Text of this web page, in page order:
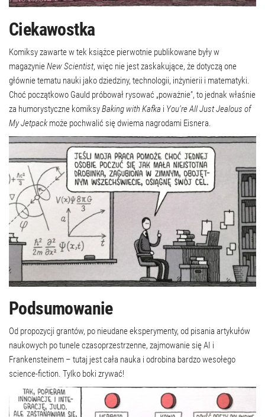
Ciekawostka
Komiksy zawarte w tek książce pierwotnie publikowane były w
magazynieNew Scientist, więc nie jest zaskakujące, że dotyczą one
głównie tematu nauki jako dziedziny, technologii, inżynierii i matematyki.
Choć początkowo Gauld próbował rysować „poważnie”, to jednak właśnie
za humorystyczne komiksyBaking with Kafka i You’re All Just Jealous of
My Jetpackmoże pochwalić się dwiema nagrodami Eisnera.
Podsumowanie
Od propozycji grantów, po nieudane eksperymenty, od pisania artykułów
naukowych po tunele czasoprzestrzenne, zajmowanie się AI i
Frankensteinem – tutaj jest cała nauka i odrobina bardzo wesołego
science-fiction. Tylko boki zrywać!